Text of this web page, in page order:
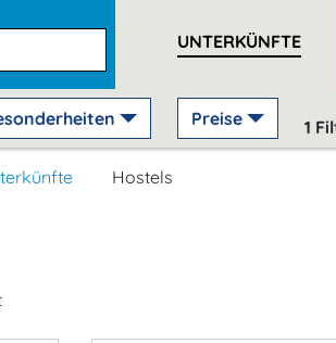
UNTERKÜNFTE
Preise 1
Hostels